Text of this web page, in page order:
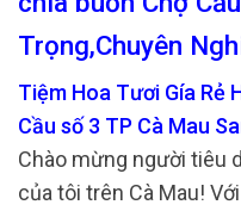
Trọng,Chuyên
Tiệm Hoa Tươi Gía Rẻ
Cầu số 3 TP Cà Mau
Chào mừng người tiêu
của tôi trên Cà Mau!